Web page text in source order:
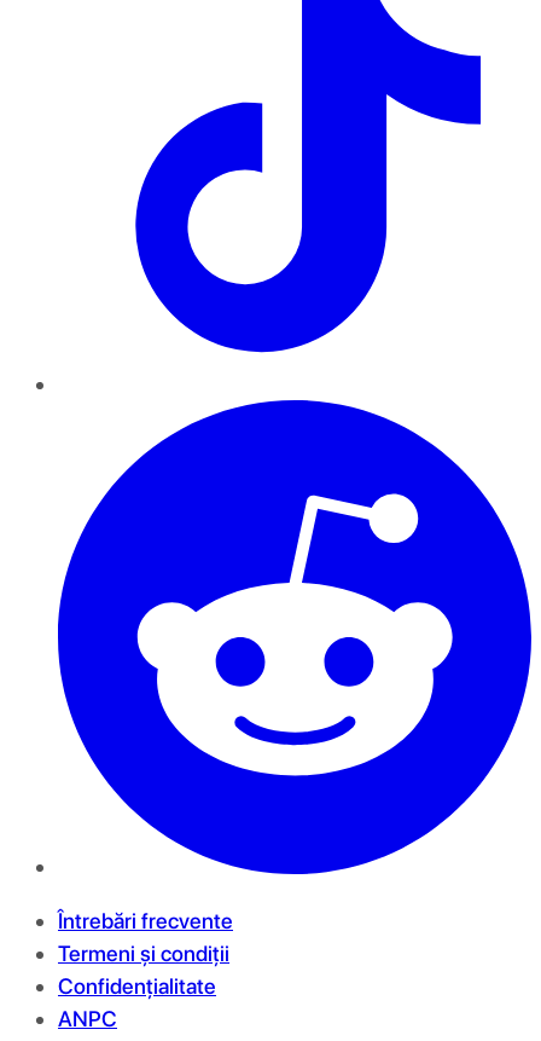
Întrebări frecvente
Termeni și condiții
Confidențialitate
ANPC